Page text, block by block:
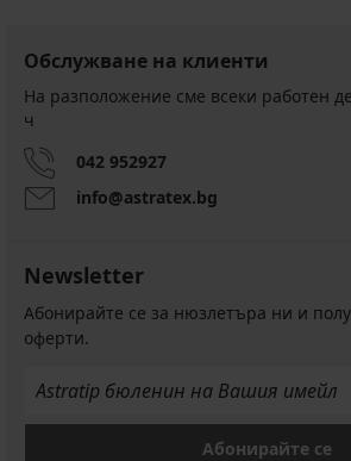
Обслужване на клиенти
На разположение сме всеки работен
ч
042 952927
info@astratex.bg
Newsletter
Абонирайте се за нюзлетъра ни и
оферти.
Абонирайте се